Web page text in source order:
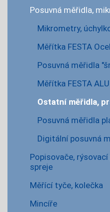
Posuvná měřidla,
Mikrometry,
Měřítka FESTA Ocel
Posuvná měřidla
Měřítka FESTA ALU
Ostatní měřidla,
Posuvná měřidla
Digitální posuvná
Popisovače,
spreje
Měřící tyče, kolečka
Mincíře